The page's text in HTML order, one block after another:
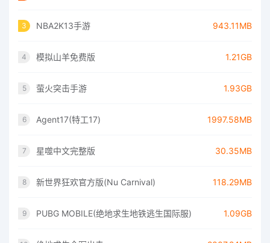
3 NBA2K13手游 943.11MB
4 模拟山羊免费版 1.21GB
5 萤火突击手游 1.93GB
6 Agent17(特工17) 1997.58MB
7 星噬中文完整版 30.35MB
8 新世界狂欢官方版(Nu Carnival) 118.29MB
9 PUBG MOBILE(绝地求生地铁逃生国际服) 1.09GB